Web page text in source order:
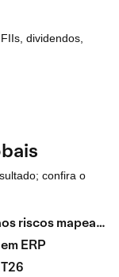
dividendos,
confira o
mapeados
ERP